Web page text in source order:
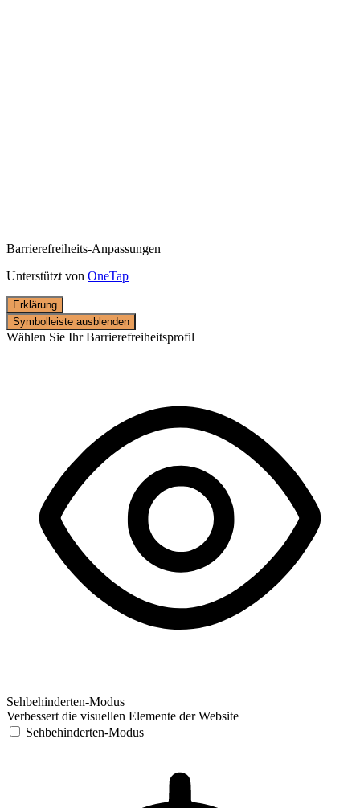
Barrierefreiheits-Anpassungen
Unterstützt von OneTap
Erklärung
Symbolleiste ausblenden
Wählen Sie Ihr Barrierefreiheitsprofil
Sehbehinderten-Modus
Verbessert die visuellen Elemente der Website
Sehbehinderten-Modus